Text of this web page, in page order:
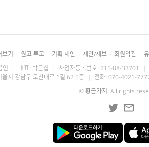
기 · 원고 투고 · 기획 제안 · 제안/제보 · 회원약관 ·
인 | 대표: 박근섭 | 사업자등록번호: 211-88-33701 |
울시 강남구 도산대로 1길 62 5층 | 전화: 070-4021-
©황금가지 . All rights